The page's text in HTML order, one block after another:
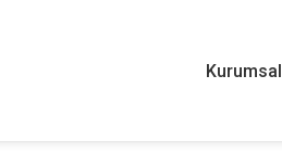
Kurumsal